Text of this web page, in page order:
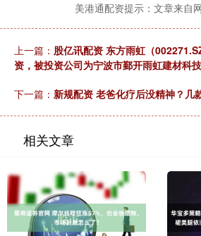
美港通配资提示：文章来自
上一篇： 股亿讯配资 东方雨虹（
资，被投资公司为宁波市鄞开雨虹建材科
下一篇： 新规配资 老爸化疗后没精神？几
相关文章